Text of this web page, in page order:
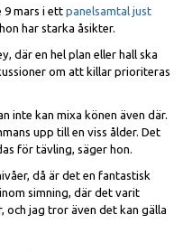
9 mars i ett panelsamtal just
har starka åsikter.
där en hel plan eller hall ska
om att killar prioriteras
inte kan mixa könen även där.
upp till en viss ålder. Det
för tävling, säger hon.
då är det en fantastisk
simning, där det varit
och jag tror även det kan gälla